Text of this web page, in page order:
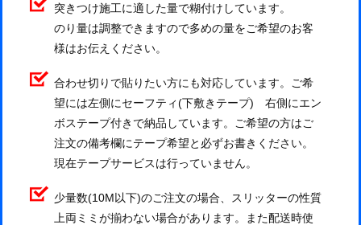
突きつけ施工に適した量で糊付けしています。
のり量は調整できますので多めの量をご希望のお客
様はお伝えください。
合わせ切りで貼りたい方にも対応しています。ご希
望には左側にセーフティ(下敷きテープ) 右側にエン
ボステープ付きで納品しています。ご希望の方はご
注文の備考欄にテープ希望と必ずお書きください。
現在テープサービスは行っていません。
少量数(10M以下)のご注文の場合、スリッターの性質
上両ミミが揃わない場合があります。また配送時使